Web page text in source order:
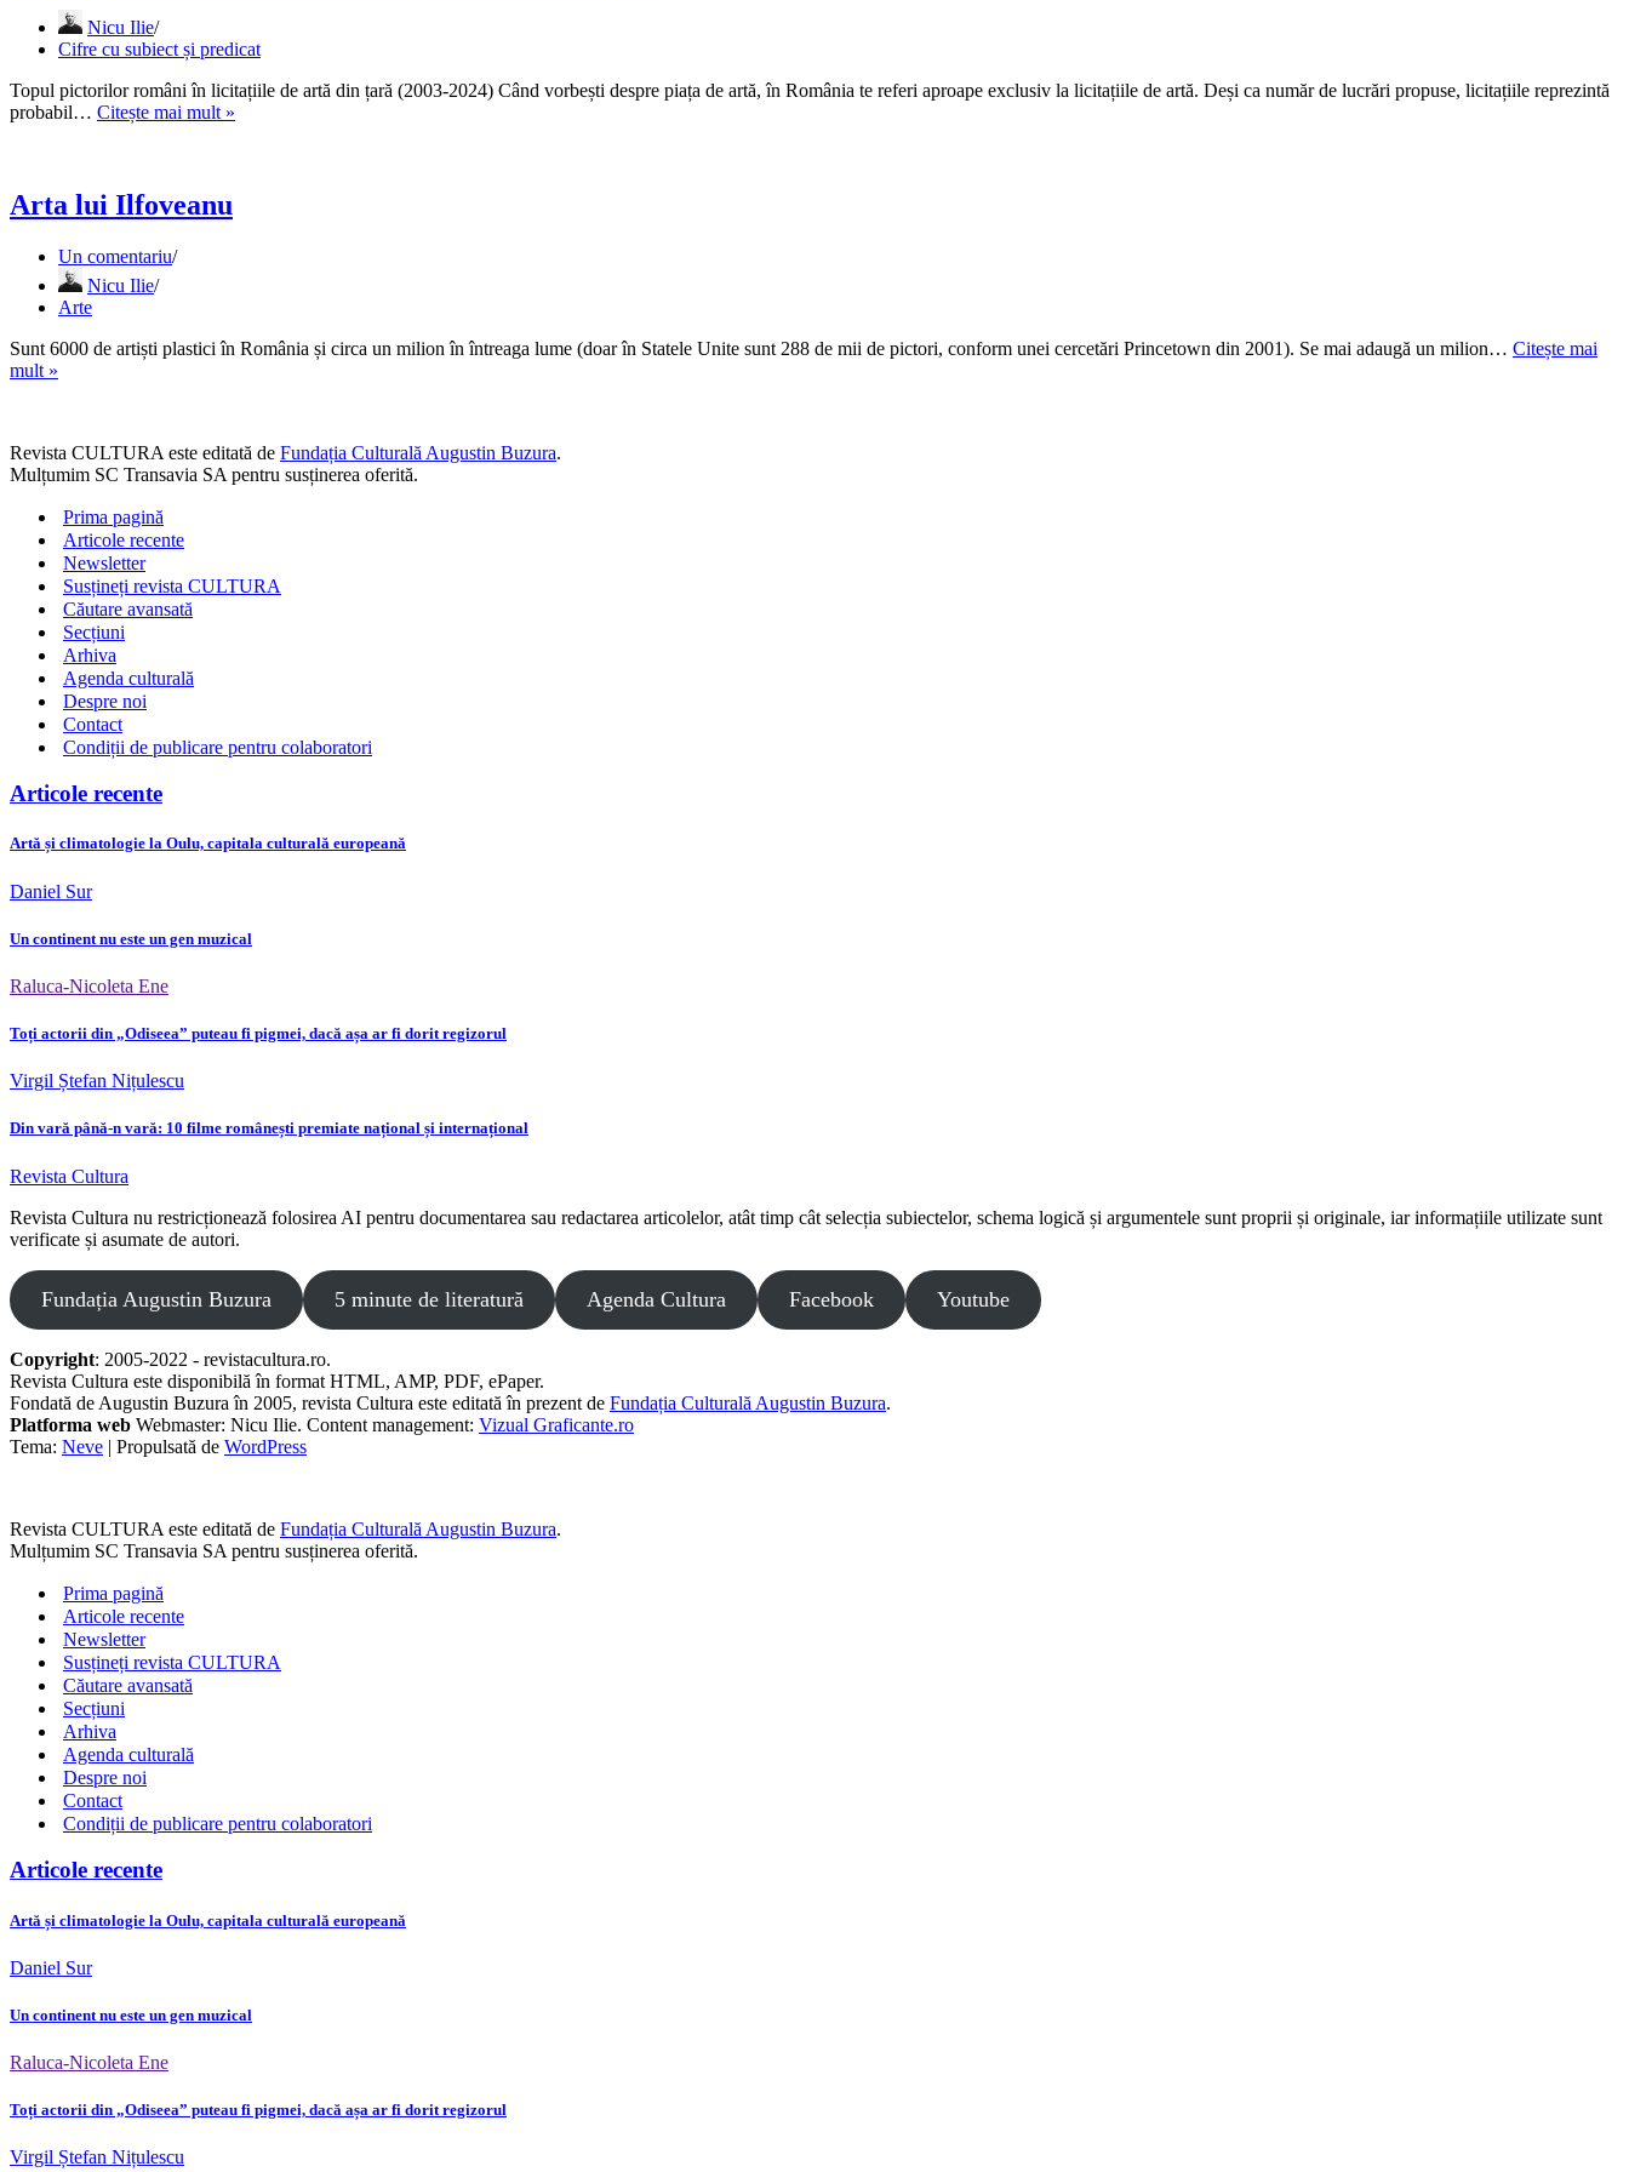
în
Nicu Ilie
Cifre cu subiect și predicat
Topul pictorilor români în licitațiile de artă din țară (2003-2024) Când vorbești despre piața de artă, în România te referi aproape exclusiv la licitațiile de artă. Deși ca număr de lucrări propuse, licitațiile reprezintă
probabil… Citește mai mult »
Arta lui Ilfoveanu
Un comentariu
Nicu Ilie
Arte
Sunt 6000 de artiști plastici în România și circa un milion în întreaga lume (doar în Statele Unite sunt 288 de mii de pictori, conform unei cercetări Princetown din 2001). Se mai adaugă un milion… Citește mai
mult »
Revista CULTURA este editată de Fundația Culturală Augustin Buzura.
Mulțumim SC Transavia SA pentru susținerea oferită.
Prima pagină
Articole recente
Newsletter
Susțineți revista CULTURA
Căutare avansată
Secțiuni
Arhiva
Agenda culturală
Despre noi
Contact
Condiții de publicare pentru colaboratori
Articole recente
Artă și climatologie la Oulu, capitala culturală europeană
Daniel Sur
Un continent nu este un gen muzical
Raluca-Nicoleta Ene
Toți actorii din „Odiseea” puteau fi pigmei, dacă așa ar fi dorit regizorul
Virgil Ștefan Nițulescu
Din vară până-n vară: 10 filme românești premiate național și internațional
Revista Cultura
Revista Cultura nu restricționează folosirea AI pentru documentarea sau redactarea articolelor, atât timp cât selecția subiectelor, schema logică și argumentele sunt proprii și originale, iar informațiile utilizate sunt
verificate și asumate de autori.
Fundația Augustin Buzura 5 minute de literatură Agenda Cultura Facebook Youtube
Copyright: 2005-2022 - revistacultura.ro.
Revista Cultura este disponibilă în format HTML, AMP, PDF, ePaper.
Fondată de Augustin Buzura în 2005, revista Cultura este editată în prezent de Fundația Culturală Augustin Buzura.
Platforma web Webmaster: Nicu Ilie. Content management: Vizual Graficante.ro
Tema: Neve | Propulsată de WordPress
Revista CULTURA este editată de Fundația Culturală Augustin Buzura.
Mulțumim SC Transavia SA pentru susținerea oferită.
Prima pagină
Articole recente
Newsletter
Susțineți revista CULTURA
Căutare avansată
Secțiuni
Arhiva
Agenda culturală
Despre noi
Contact
Condiții de publicare pentru colaboratori
Articole recente
Artă și climatologie la Oulu, capitala culturală europeană
Daniel Sur
Un continent nu este un gen muzical
Raluca-Nicoleta Ene
Toți actorii din „Odiseea” puteau fi pigmei, dacă așa ar fi dorit regizorul
Virgil Ștefan Nițulescu